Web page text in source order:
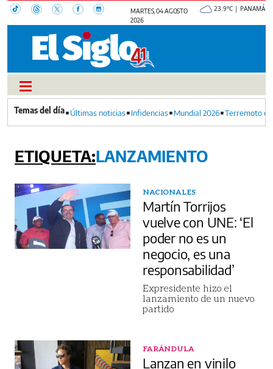
MARTES, 04 AGOSTO
2026
23.9°C | PANAMÁ
Últimas noticias Infidencias Mundial 2026 Terremoto
LANZAMIENTO
NACIONALES
Martín Torrijos
vuelve con UNE: ‘El
poder no es un
negocio, es una
responsabilidad’
Expresidente hizo el
lanzamiento de un nuevo
partido
FARÁNDULA
Lanzan en vinilo